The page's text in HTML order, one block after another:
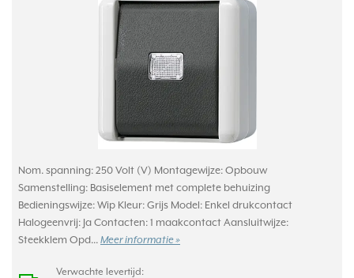
Nom. spanning: 250 Volt (V) Montagewijze: Opbouw
Samenstelling: Basiselement met complete behuizing
Bedieningswijze: Wip Kleur: Grijs Model: Enkel drukcontact
Halogeenvrij: Ja Contacten: 1 maakcontact Aansluitwijze:
Steekklem Opd... Meer informatie »
Verwachte levertijd: